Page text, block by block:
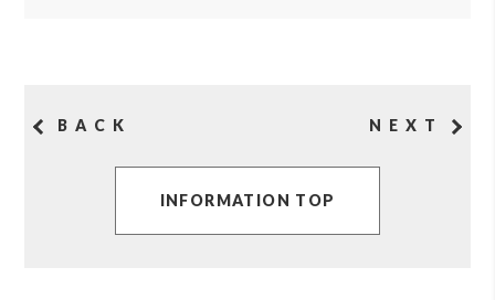
BACK NEXT
INFORMATION TOP